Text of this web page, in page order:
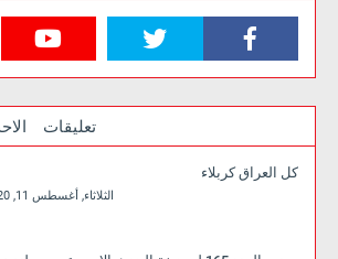
تعليقات
كل العراق كربلاء
الثلاثاء, أغسطس 11, 2020